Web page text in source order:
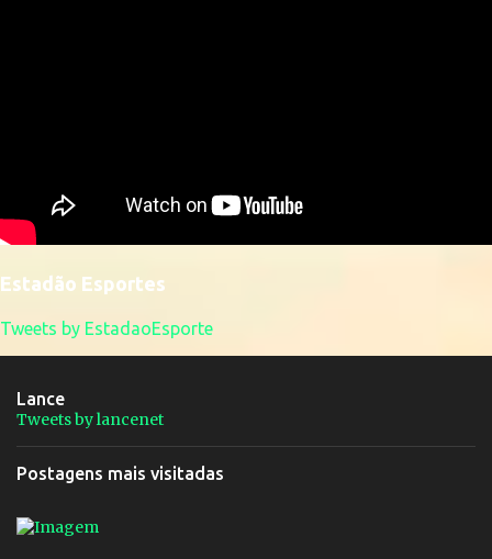
Estadão Esportes
Tweets by EstadaoEsporte
Lance
Tweets by lancenet
Postagens mais visitadas